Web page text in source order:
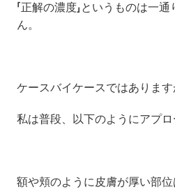
「正解の濃度」というものは一
ん。
ケースバイケースではあります
私は普段、以下のようにアプロ
額や頬のように皮膚が厚い部位